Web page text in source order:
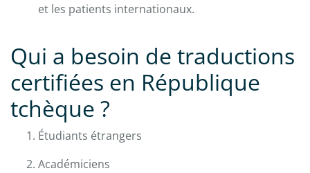
et les patients internationaux.
Qui a besoin de traductions
certifiées en République
tchèque ?
Étudiants étrangers
Académiciens